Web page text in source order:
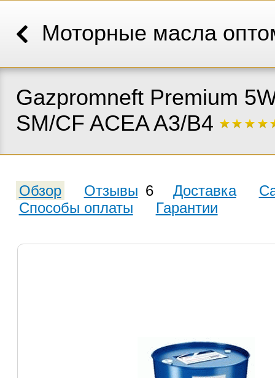
Моторные масла
Gazpromneft Premium
SM/CF ACEA A3/B4
Обзор Отзывы 6 Доставка
Способы оплаты
Гарантии